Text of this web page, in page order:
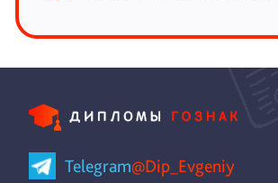
Telegram@Dip_Evgeniy